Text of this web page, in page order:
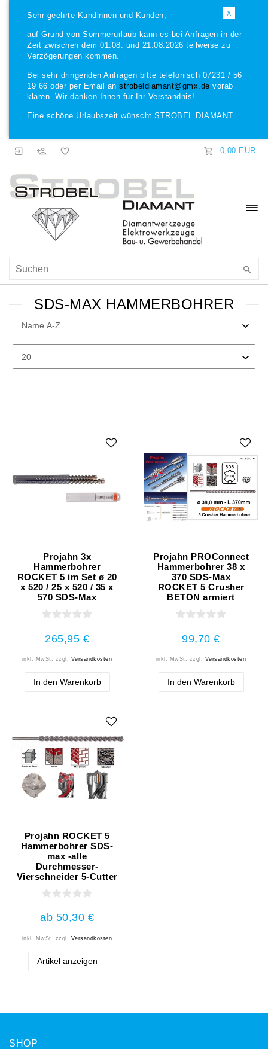
X
Sehr geehrte Kundinnen und Kunden,
auf Grund von Sommerurlaub kann es bei Anfragen in der
Zeit zwischen dem 01.08. und 21.08.2026 teilweise zu
Verzögerungen kommen.
Bei sehr dringenden Anfragen bitte telefonisch 07231 / 56
19 66 oder per Email an strobeldiamant@gmx.de vorab
klären. Wir danken Ihnen für Ihr Verständnis!
Eine schöne Urlaubszeit wünscht STROBEL DIAMANT
0,00 EUR
SDS-MAX HAMMERBOHRER
Projahn 3x
Hammerbohrer
ROCKET 5 im Set ø 20
x 520 / 25 x 520 / 35 x
570 SDS-Max
265,95 €
inkl. MwSt. zzgl. Versandkosten
In den Warenkorb
Projahn PROConnect
Hammerbohrer 38 x
370 SDS-Max
ROCKET 5 Crusher
BETON armiert
99,70 €
inkl. MwSt. zzgl. Versandkosten
In den Warenkorb
Projahn ROCKET 5
Hammerbohrer SDS-
max -alle
Durchmesser-
Vierschneider 5-Cutter
ab 50,30 €
inkl. MwSt. zzgl. Versandkosten
Artikel anzeigen
SHOP